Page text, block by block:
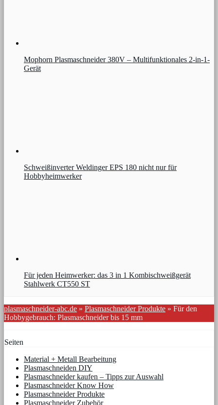
Mophorn Plasmaschneider 380V – Multifunktionales 2-in-1-
Gerät
Schweißinverter Weldinger EPS 180 nicht nur für
Hobbyheimwerker
Für jeden Heimwerker: das 3 in 1 Kombischweißgerät
Stahlwerk CT550 ST
plasmaschneider-abc.de » Plasmaschneider Produkte » Für den
Hobbygebrauch: Plasmaschneider bis 15 mm
Seiten
Material + Metall Bearbeitung
Plasmaschneiden DIY
Plasmaschneider kaufen – Tipps zur Auswahl
Plasmaschneider Know How
Plasmaschneider Produkte
Plasmaschneider Zubehör